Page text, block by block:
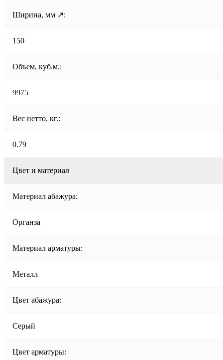
Ширина, мм ↗:
150
Объем, куб.м.:
9975
Вес нетто, кг.:
0.79
Цвет и материал
Материал абажура:
Органза
Материал арматуры:
Металл
Цвет абажура:
Серый
Цвет арматуры: